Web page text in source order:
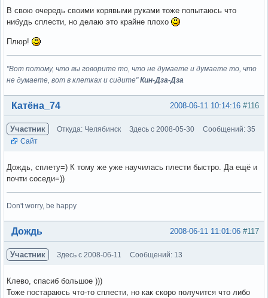
В свою очередь своими корявыми руками тоже попытаюсь что
нибудь сплести, но делаю это крайне плохо
Плюр!
"Вот потому, что вы говорите то, что не думаете и думаете то, что
не думаете, вот в клетках и сидите"Кин-Дза-Дза
Вне форума #116
2008-06-11 10:14:16
Катёна_74
Участник Откуда: Челябинск Здесь с 2008-05-30
Сообщений: 35
Сайт
Дождь, сплету=) К тому же уже научилась плести быстро. Да ещё и
почти соседи=))
Don't worry, be happy
Вне форума #117
2008-06-11 11:01:06
Дождь
Участник Здесь с 2008-06-11 Сообщений: 13
Клево, спасиб большое )))
Тоже постараюсь что-то сплести, но как скоро получится что либо